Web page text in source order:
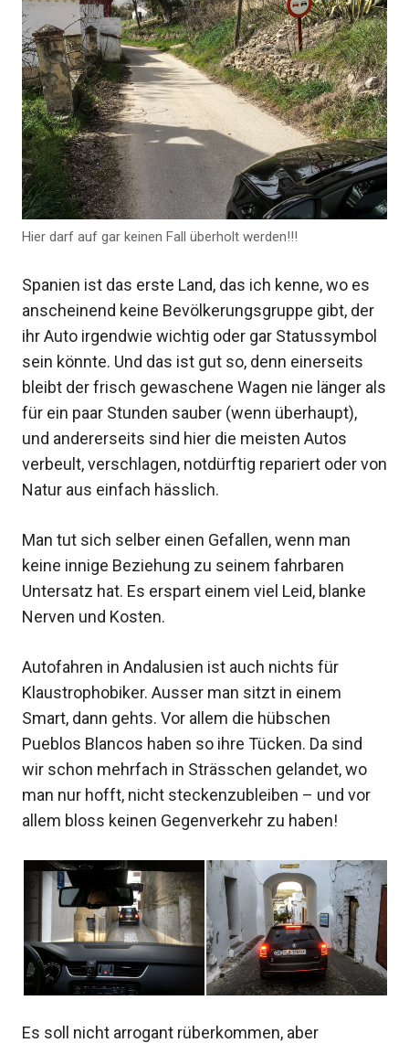
Hier darf auf gar keinen Fall überholt werden!!!
Spanien ist das erste Land, das ich kenne, wo es
anscheinend keine Bevölkerungsgruppe gibt, der
ihr Auto irgendwie wichtig oder gar Statussymbol
sein könnte. Und das ist gut so, denn einerseits
bleibt der frisch gewaschene Wagen nie länger als
für ein paar Stunden sauber (wenn überhaupt),
und andererseits sind hier die meisten Autos
verbeult, verschlagen, notdürftig repariert oder von
Natur aus einfach hässlich.
Man tut sich selber einen Gefallen, wenn man
keine innige Beziehung zu seinem fahrbaren
Untersatz hat. Es erspart einem viel Leid, blanke
Nerven und Kosten.
Autofahren in Andalusien ist auch nichts für
Klaustrophobiker. Ausser man sitzt in einem
Smart, dann gehts. Vor allem die hübschen
Pueblos Blancos haben so ihre Tücken. Da sind
wir schon mehrfach in Strässchen gelandet, wo
man nur hofft, nicht steckenzubleiben – und vor
allem bloss keinen Gegenverkehr zu haben!
Es soll nicht arrogant rüberkommen, aber